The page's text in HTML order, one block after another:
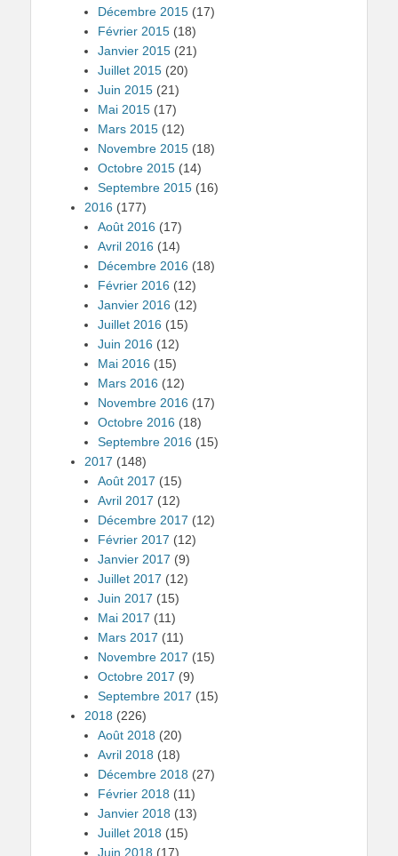
Décembre 2015 (17)
Février 2015 (18)
Janvier 2015 (21)
Juillet 2015 (20)
Juin 2015 (21)
Mai 2015 (17)
Mars 2015 (12)
Novembre 2015 (18)
Octobre 2015 (14)
Septembre 2015 (16)
2016 (177)
Août 2016 (17)
Avril 2016 (14)
Décembre 2016 (18)
Février 2016 (12)
Janvier 2016 (12)
Juillet 2016 (15)
Juin 2016 (12)
Mai 2016 (15)
Mars 2016 (12)
Novembre 2016 (17)
Octobre 2016 (18)
Septembre 2016 (15)
2017 (148)
Août 2017 (15)
Avril 2017 (12)
Décembre 2017 (12)
Février 2017 (12)
Janvier 2017 (9)
Juillet 2017 (12)
Juin 2017 (15)
Mai 2017 (11)
Mars 2017 (11)
Novembre 2017 (15)
Octobre 2017 (9)
Septembre 2017 (15)
2018 (226)
Août 2018 (20)
Avril 2018 (18)
Décembre 2018 (27)
Février 2018 (11)
Janvier 2018 (13)
Juillet 2018 (15)
Juin 2018 (17)